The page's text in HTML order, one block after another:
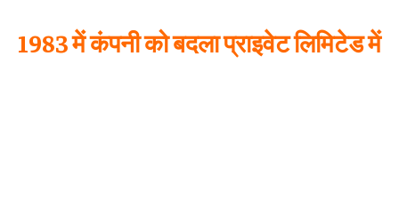
1983 में कंपनी को बदला प्राइवेट लिमिटेड में